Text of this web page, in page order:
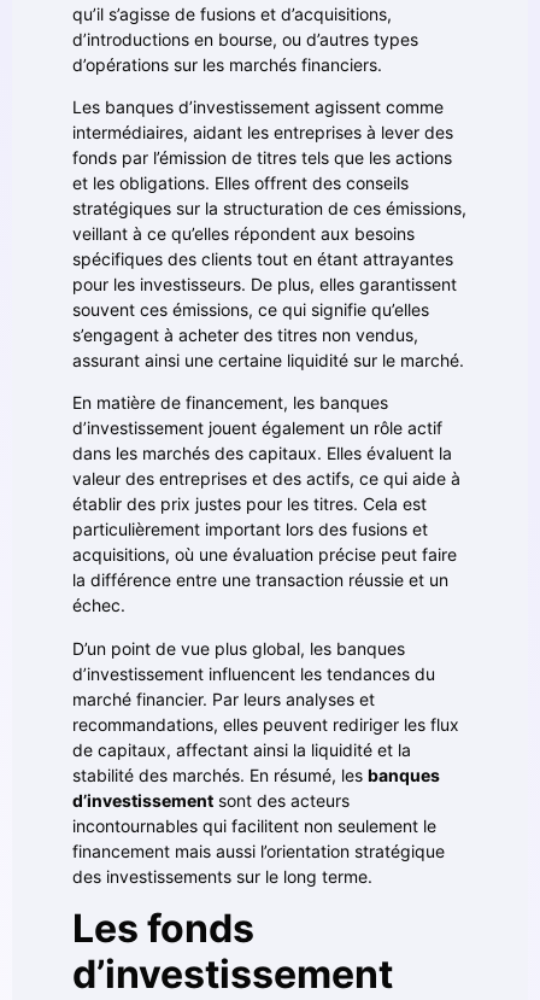
qu’il s’agisse de fusions et d’acquisitions,
d’introductions en bourse, ou d’autres types
d’opérations sur les marchés financiers.
Les banques d’investissement agissent comme
intermédiaires, aidant les entreprises à lever des
fonds par l’émission de titres tels que les actions
et les obligations. Elles offrent des conseils
stratégiques sur la structuration de ces émissions,
veillant à ce qu’elles répondent aux besoins
spécifiques des clients tout en étant attrayantes
pour les investisseurs. De plus, elles garantissent
souvent ces émissions, ce qui signifie qu’elles
s’engagent à acheter des titres non vendus,
assurant ainsi une certaine liquidité sur le marché.
En matière de financement, les banques
d’investissement jouent également un rôle actif
dans les marchés des capitaux. Elles évaluent la
valeur des entreprises et des actifs, ce qui aide à
établir des prix justes pour les titres. Cela est
particulièrement important lors des fusions et
acquisitions, où une évaluation précise peut faire
la différence entre une transaction réussie et un
échec.
D’un point de vue plus global, les banques
d’investissement influencent les tendances du
marché financier. Par leurs analyses et
recommandations, elles peuvent rediriger les flux
de capitaux, affectant ainsi la liquidité et la
stabilité des marchés. En résumé, les banques
d’investissement sont des acteurs
incontournables qui facilitent non seulement le
financement mais aussi l’orientation stratégique
des investissements sur le long terme.
Les fonds
d’investissement